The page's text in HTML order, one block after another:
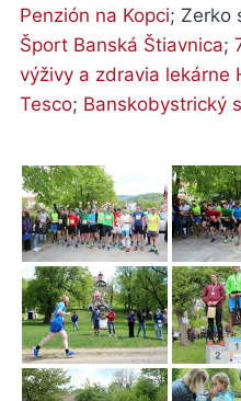
Penzión na Kopci; Zerko
Šport Banská Štiavnica;
výživy a zdravia lekárne
Tesco; Banskobystrický